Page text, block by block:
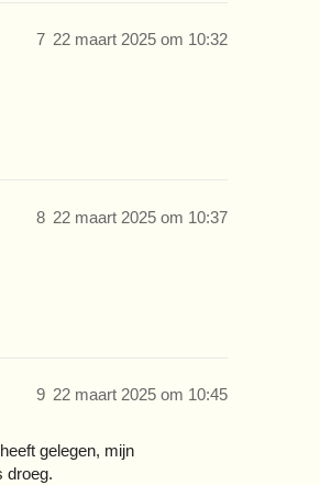
22 maart 2025 om 10:32
7
22 maart 2025 om 10:37
8
22 maart 2025 om 10:45
9
gelegen, mijn
droeg.